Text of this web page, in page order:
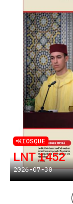
KIOSQUE
LNT 1452
2026-07-30